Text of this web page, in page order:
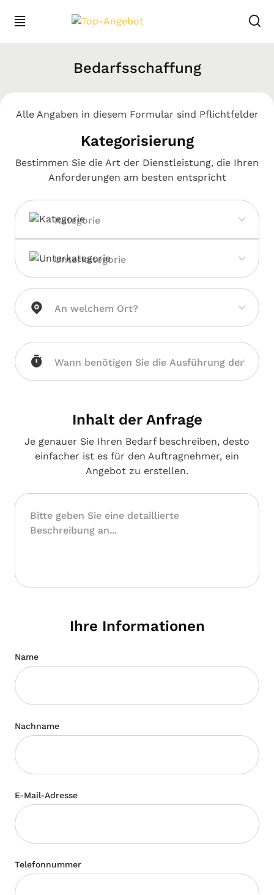
Bedarfsschaffung
Alle Angaben in diesem Formular sind Pflichtfelder
Kategorisierung
Bestimmen Sie die Art der Dienstleistung, die Ihren
Anforderungen am besten entspricht
Inhalt der Anfrage
Je genauer Sie Ihren Bedarf beschreiben, desto
einfacher ist es für den Auftragnehmer, ein
Angebot zu erstellen.
Ihre Informationen
Name
Nachname
E-Mail-Adresse
Telefonnummer